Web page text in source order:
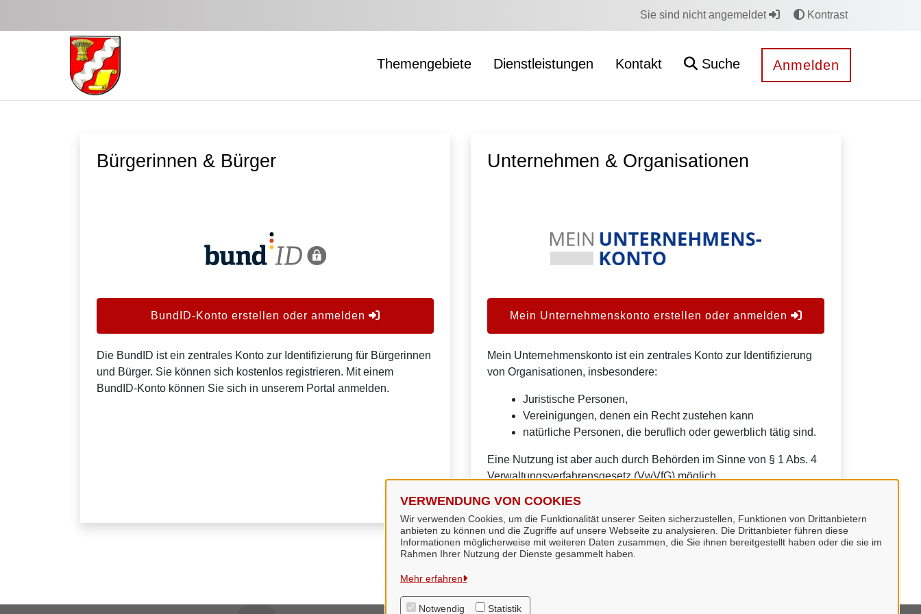
VERWENDUNG VON COOKIES
Wir verwenden Cookies, um die Funktionalität unserer Seiten sicherzustellen, Funktionen von Drittanbietern
anbieten zu können und die Zugriffe auf unsere Webseite zu analysieren. Die Drittanbieter führen diese
Informationen möglicherweise mit weiteren Daten zusammen, die Sie ihnen bereitgestellt haben oder die sie im
Rahmen Ihrer Nutzung der Dienste gesammelt haben.
Mehr erfahren
Notwendig Statistik
Sie sind nicht angemeldet Kontrast
Themengebiete Dienstleistungen Kontakt Suche Anmelden
Bürgerinnen & Bürger
BundID-Konto erstellen oder anmelden
Die BundID ist ein zentrales Konto zur Identifizierung für Bürgerinnen
und Bürger. Sie können sich kostenlos registrieren. Mit einem
BundID-Konto können Sie sich in unserem Portal anmelden.
Unternehmen & Organisationen
Mein Unternehmenskonto erstellen oder anmelden
Mein Unternehmenskonto ist ein zentrales Konto zur Identifizierung
von Organisationen, insbesondere:
Juristische Personen,
Vereinigungen, denen ein Recht zustehen kann
natürliche Personen, die beruflich oder gewerblich tätig sind.
Eine Nutzung ist aber auch durch Behörden im Sinne von § 1 Abs. 4
Verwaltungsverfahrensgesetz (VwVfG) möglich.